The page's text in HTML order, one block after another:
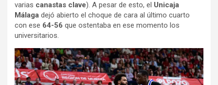
varias canastas clave). A pesar de esto, el Unicaja
Málaga dejó abierto el choque de cara al último cuarto
con ese 64-56 que ostentaba en ese momento los
universitarios.